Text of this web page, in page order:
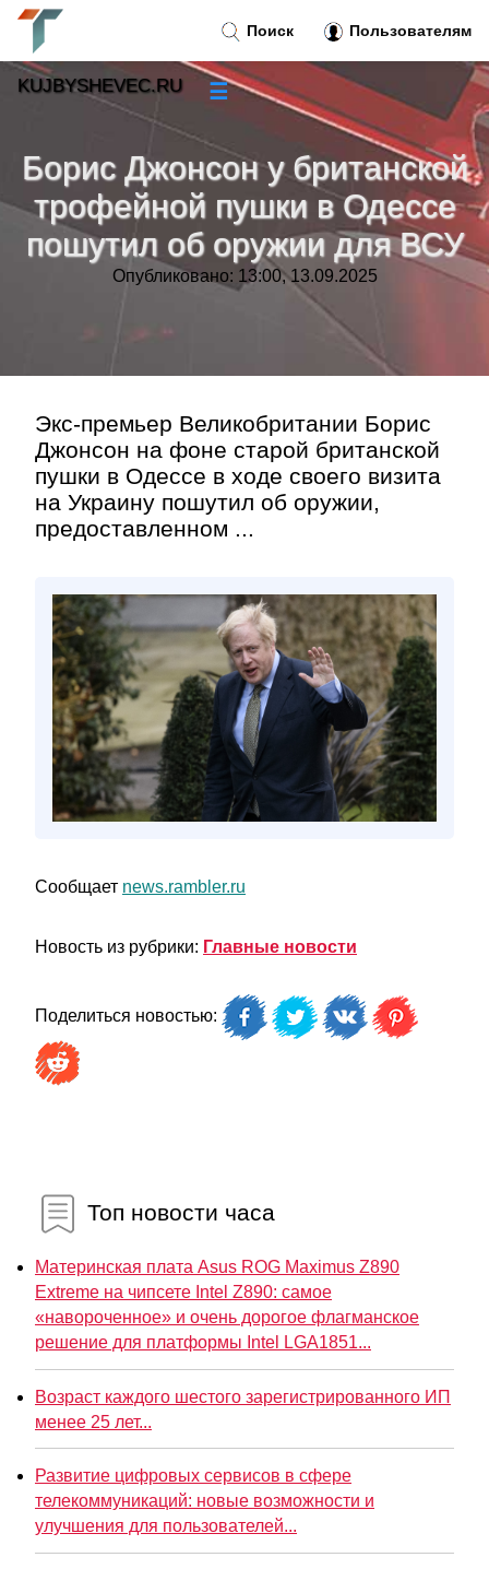
Борис Джонсон у британской
трофейной пушки в Одессе
пошутил об оружии для ВСУ
Опубликовано: 13:00, 13.09.2025
Экс-премьер Великобритании Борис
Джонсон на фоне старой британской
пушки в Одессе в ходе своего визита
на Украину пошутил об оружии,
предоставленном ...
Сообщает news.rambler.ru
Новость из рубрики: Главные новости
Поделиться новостью:
Топ новости часа
Материнская плата Asus ROG Maximus Z890
Extreme на чипсете Intel Z890: самое
«навороченное» и очень дорогое флагманское
решение для платформы Intel LGA1851...
Возраст каждого шестого зарегистрированного ИП
менее 25 лет...
Развитие цифровых сервисов в сфере
телекоммуникаций: новые возможности и
улучшения для пользователей...
Поиск Пользователям
KUJBYSHEVEC.RU ☰
Новости»
Тренды новостей»
Рубрики»
Контакт»